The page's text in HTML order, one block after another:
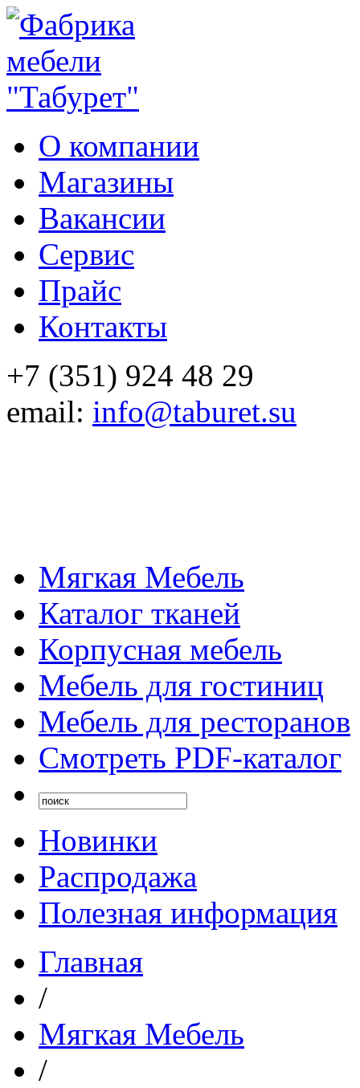
О компании
Магазины
Вакансии
Сервис
Прайс
Контакты
+7 (351) 924 48 29
email: info@taburet.su
Мягкая Мебель
Каталог тканей
Корпусная мебель
Мебель для гостиниц
Мебель для ресторанов
Смотреть PDF-каталог
Новинки
Распродажа
Полезная информация
Главная
/
Мягкая Мебель
/